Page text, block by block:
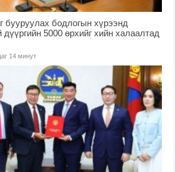
бууруулах бодлогын хүрээнд
дүүргийн 5000 өрхийг хийн халаалтад
14 минут